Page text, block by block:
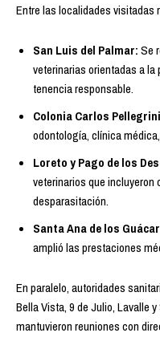
Entre las localidades visitadas
San Luis del Palmar:Se
veterinarias orientadas a
tenencia responsable.
Colonia Carlos
odontología, clínica
Loreto y Pago de los
veterinarios que
desparasitación.
Santa Ana de los
amplió las prestaciones
En paralelo, autoridades
Bella Vista, 9 de Julio, Lavalle
mantuvieron reuniones con